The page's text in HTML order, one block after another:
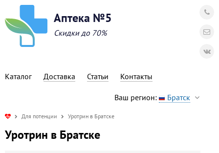
Аптека №5
Скидки до 70%
Каталог Доставка Статьи Контакты
Ваш регион: Братск
Для потенции Уротрин в Братске
Уротрин в Братске